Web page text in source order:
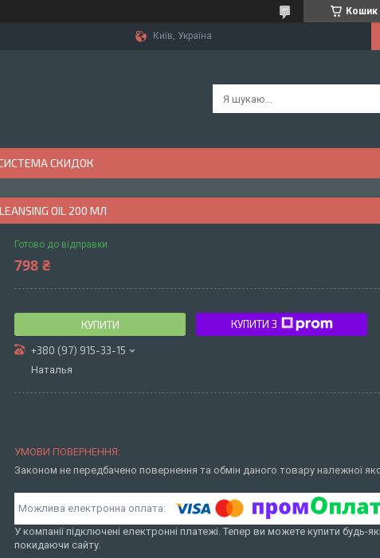
Кошик
Київ, Україна
СКИДОК
OIL 200 МЛ
Готово до відправки
798 ₴
КУПИТИ КУПИТИ З
+380 (97) 915-33-15
Наталья
Законом не передбачено повернення та обмін даного товару належної
У компанії підключені електронні платежі. Тепер ви можете купити будь-
покидаючи сайту.